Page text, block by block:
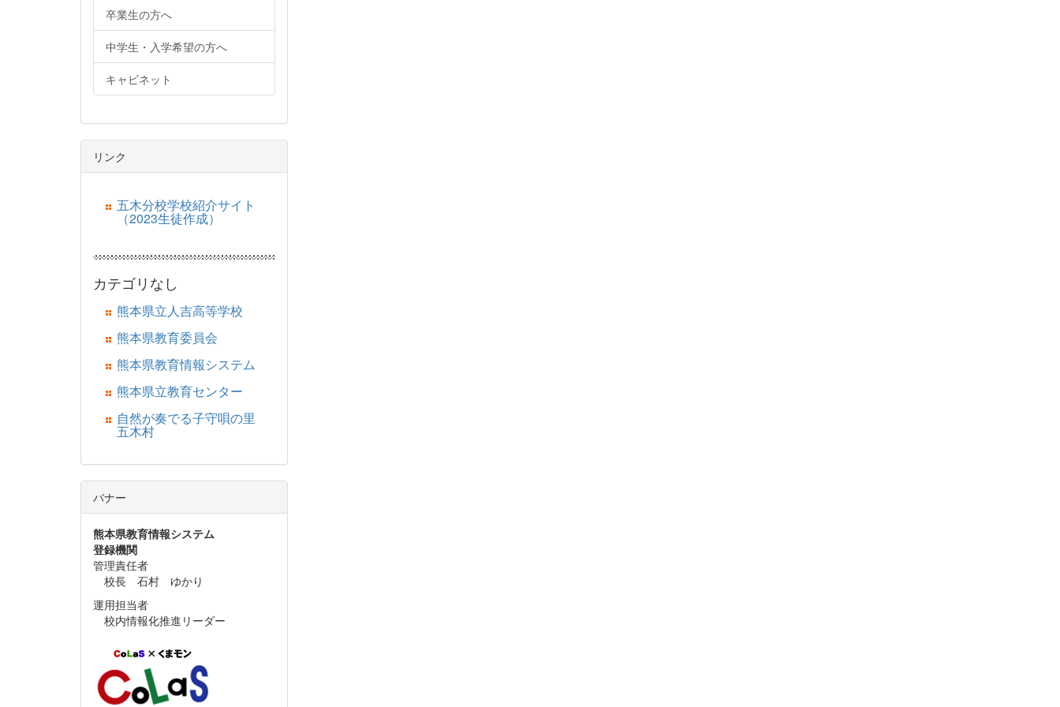
卒業生の方へ
中学生・入学希望の方へ
キャビネット
リンク
五木分校学校紹介サイト
（2023生徒作成）
カテゴリなし
熊本県立人吉高等学校
熊本県教育委員会
熊本県教育情報システム
熊本県立教育センター
自然が奏でる子守唄の里
五木村
バナー
熊本県教育情報システム
登録機関
管理責任者
校長 石村 ゆかり
運用担当者
校内情報化推進リーダー